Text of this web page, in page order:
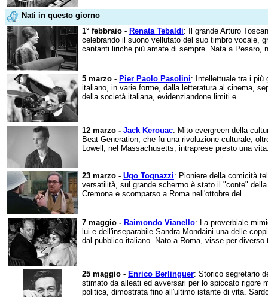
Nati in questo giorno
1° febbraio - Renata Tebaldi: Il grande Arturo
celebrando il suono vellutato del suo timbro vocale,
cantanti liriche più amate di sempre. Nata a Pesaro,
5 marzo - Pier Paolo Pasolini: Intellettuale tra i più
italiano, in varie forme, dalla letteratura al cinema,
della società italiana, evidenziandone limiti e...
12 marzo - Jack Kerouac: Mito evergreen della
Beat Generation, che fu una rivoluzione culturale,
Lowell, nel Massachusetts, intraprese presto una
23 marzo - Ugo Tognazzi: Pioniere della comicità
versatilità, sul grande schermo è stato il "conte"
Cremona e scomparso a Roma nell'ottobre del...
7 maggio - Raimondo Vianello: La proverbiale
lui e dell'inseparabile Sandra Mondaini una delle
dal pubblico italiano. Nato a Roma, visse per diverso
25 maggio - Enrico Berlinguer: Storico segretario
stimato da alleati ed avversari per lo spiccato rigore
politica, dimostrata fino all'ultimo istante di vita.